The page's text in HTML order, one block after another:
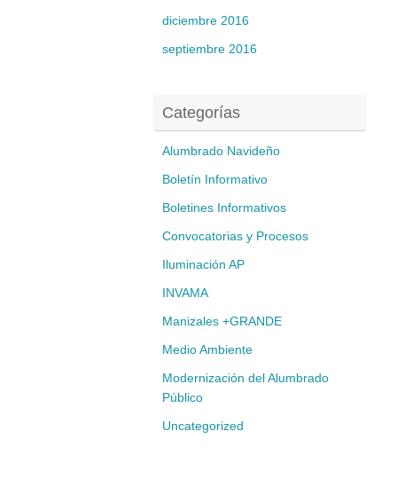
diciembre 2016
septiembre 2016
Categorías
Alumbrado Navideño
Boletín Informativo
Boletines Informativos
Convocatorias y Procesos
Iluminación AP
INVAMA
Manizales +GRANDE
Medio Ambiente
Modernización del Alumbrado
Público
Uncategorized